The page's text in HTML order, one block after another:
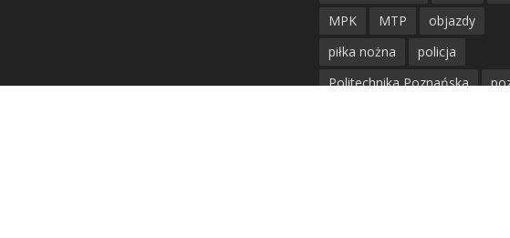
MPK
MTP
objazdy
piłka nożna
policja
Politechnika Poznańska